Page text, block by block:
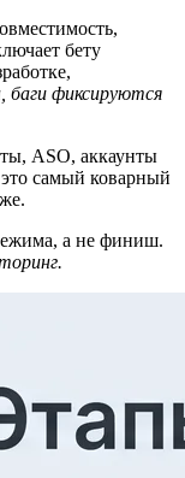
бету
баги фиксируются
ASO, аккаунты
самый коварный
а не финиш.